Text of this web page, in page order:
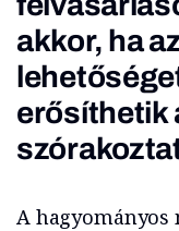
akkor, ha
erősíthetik
A hagyományos